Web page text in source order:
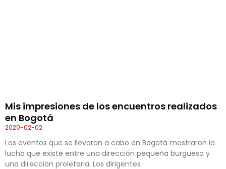
Mis impresiones de los encuentros realizados
en Bogotá
2020-02-02
Los eventos que se llevaron a cabo en Bogotá mostraron la
lucha que existe entre una dirección pequeña burguesa y
una dirección proletaria. Los dirigentes